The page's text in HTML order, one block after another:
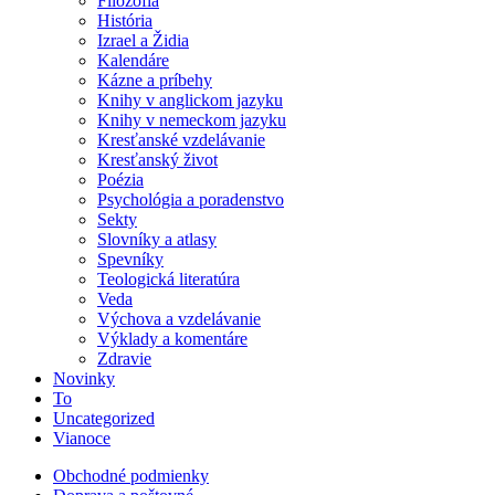
História
Izrael a Židia
Kalendáre
Kázne a príbehy
Knihy v anglickom jazyku
Knihy v nemeckom jazyku
Kresťanské vzdelávanie
Kresťanský život
Poézia
Psychológia a poradenstvo
Sekty
Slovníky a atlasy
Spevníky
Teologická literatúra
Veda
Výchova a vzdelávanie
Výklady a komentáre
Zdravie
Novinky
To
Uncategorized
Vianoce
Obchodné podmienky